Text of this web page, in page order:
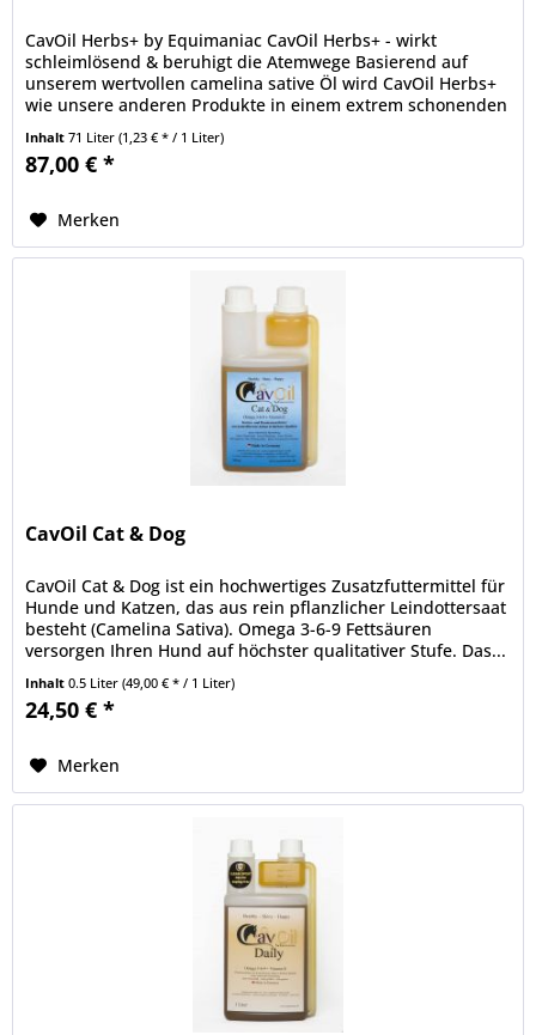
CavOil Herbs+ by Equimaniac CavOil Herbs+ - wirkt
schleimlösend & beruhigt die Atemwege Basierend auf
unserem wertvollen camelina sative Öl wird CavOil Herbs+
wie unsere anderen Produkte in einem extrem schonenden
Inhalt71 Liter(1,23 € * / 1 Liter)
87,00 € *
Merken
CavOil Cat & Dog
CavOil Cat & Dog ist ein hochwertiges Zusatzfuttermittel für
Hunde und Katzen, das aus rein pflanzlicher Leindottersaat
besteht (Camelina Sativa). Omega 3-6-9 Fettsäuren
versorgen Ihren Hund auf höchster qualitativer Stufe. Das...
Inhalt0.5 Liter(49,00 € * / 1 Liter)
24,50 € *
Merken